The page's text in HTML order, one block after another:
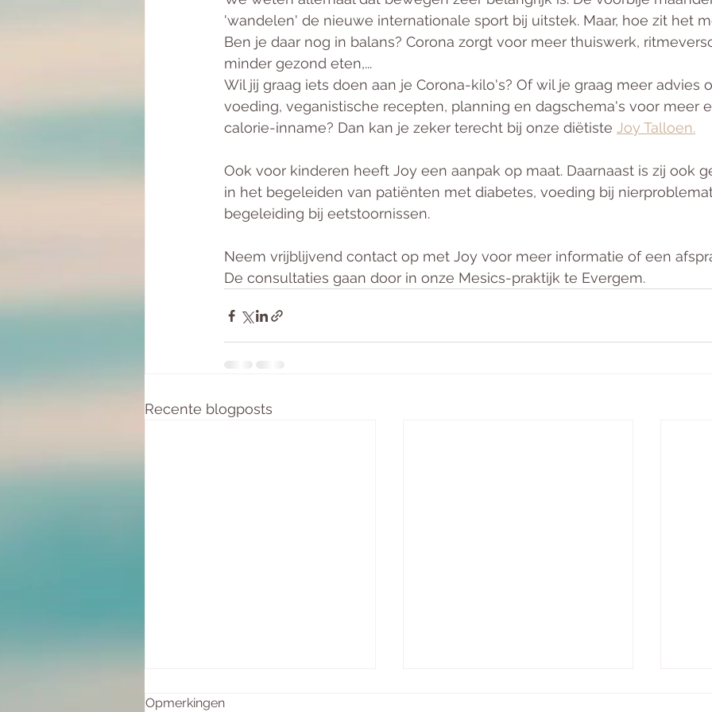
'wandelen' de nieuwe internationale sport bij uitstek. Maar, hoe zit het
Ben je daar nog in balans? Corona zorgt voor meer thuiswerk,
minder gezond eten,...
Wil jij graag iets doen aan je Corona-kilo's? Of wil je graag meer advies
voeding, veganistische recepten, planning en dagschema's voor meer
calorie-inname? Dan kan je zeker terecht bij onze diëtiste Joy Talloen.
Ook voor kinderen heeft Joy een aanpak op maat. Daarnaast is zij ook
in het begeleiden van patiënten met diabetes, voeding bij
begeleiding bij eetstoornissen.
Neem vrijblijvend contact op met Joy voor meer informatie of een
De consultaties gaan door in onze Mesics-praktijk te Evergem.
Recente blogposts
Opmerkingen